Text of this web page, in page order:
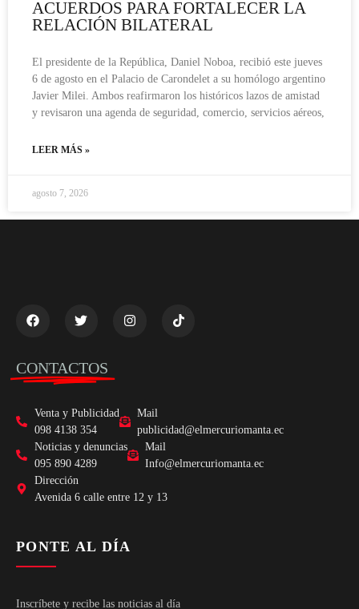
ACUERDOS PARA FORTALECER LA
RELACIÓN BILATERAL
El presidente de la República, Daniel Noboa, recibió este jueves
6 de agosto en el Palacio de Carondelet a su homólogo argentino
Javier Milei. Ambos reafirmaron los históricos lazos de amistad
y revisaron una agenda de seguridad, comercio, servicios aéreos,
LEER MÁS »
agosto 7, 2026
CONTACTOS
Venta y Publicidad
098 4138 354
Mail
publicidad@elmercuriomanta.ec
Noticias y denuncias
095 890 4289
Mail
Info@elmercuriomanta.ec
Dirección
Avenida 6 calle entre 12 y 13
PONTE AL DÍA
Inscríbete y recibe las noticias al día